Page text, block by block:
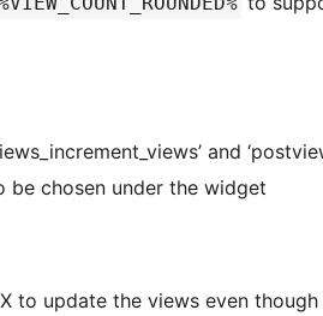
and
be chosen under the widget
to update the views even though